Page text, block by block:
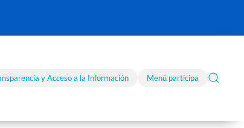
y Acceso a la Información Menú participa